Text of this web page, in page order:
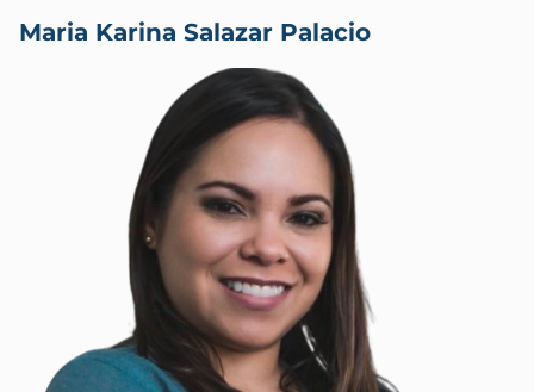
Maria Karina Salazar Palacio